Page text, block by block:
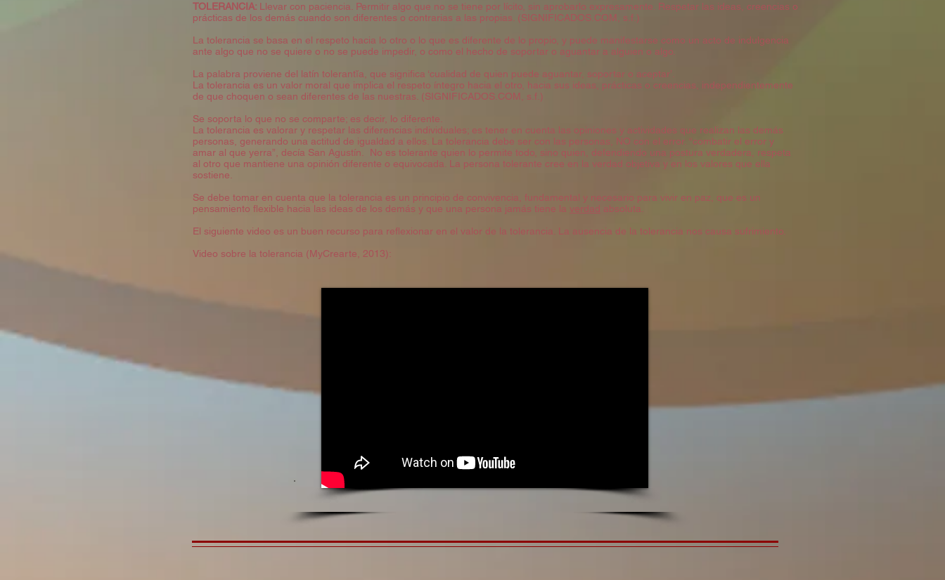
TOLERANCIA: Llevar con paciencia. Permitir algo que no se tiene por lícito, sin aprobarlo expresamente. Respetar las ideas, creencias o
prácticas de los demás cuando son diferentes o contrarias a las propias. (SIGNIFICADOS.COM, s.f.)
La tolerancia se basa en el respeto hacia lo otro o lo que es diferente de lo propio, y puede manifestarse como un acto de indulgencia
ante algo que no se quiere o no se puede impedir, o como el hecho de soportar o aguantar a alguien o algo.
La palabra proviene del latín tolerantĭa, que significa ‘cualidad de quien puede aguantar, soportar o aceptar’.
La tolerancia es un valor moral que implica el respeto íntegro hacia el otro, hacia sus ideas, prácticas o creencias, independientemente
de que choquen o sean diferentes de las nuestras. (SIGNIFICADOS.COM, s.f.)
Se soporta lo que no se comparte; es decir, lo diferente.
La tolerancia es valorar y respetar las diferencias individuales; es tener en cuenta las opiniones y actividades que realizan las demás
personas, generando una actitud de igualdad a ellos. La tolerancia debe ser con las personas, NO con el error. “combatir el error y
amar al que yerra”, decía San Agustín. No es tolerante quien lo permite todo, sino quien, defendiendo una postura verdadera, respeta
al otro que mantiene una opinión diferente o equivocada. La persona tolerante cree en la verdad objetiva y en los valores que ella
sostiene.
Se debe tomar en cuenta que la tolerancia es un principio de convivencia, fundamental y necesario para vivir en paz, que es un
pensamiento flexible hacia las ideas de los demás y que una persona jamás tiene la verdad absoluta.
El siguiente video es un buen recurso para reflexionar en el valor de la tolerancia. La ausencia de la tolerancia nos causa sufrimiento.
Video sobre la tolerancia (MyCrearte, 2013):